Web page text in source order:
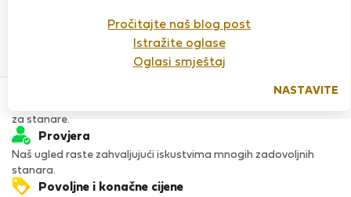
Pročitajte naš blog post
Istražite oglase
Oglasi smještaj
NASTAVITE
za stanare.
Provjera
Naš ugled raste zahvaljujući iskustvima mnogih zadovoljnih
stanara.
Povoljne i konačne cijene